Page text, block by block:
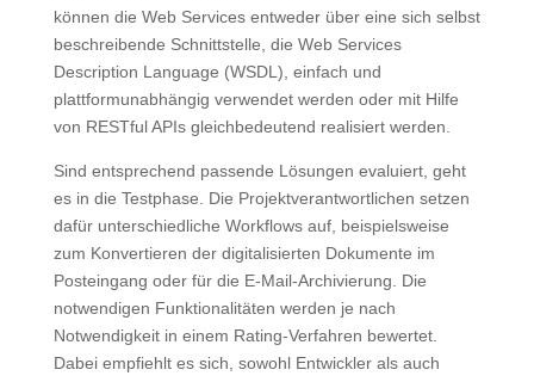
können die Web Services entweder über eine sich selbst
beschreibende Schnittstelle, die Web Services
Description Language (WSDL), einfach und
plattformunabhängig verwendet werden oder mit Hilfe
von RESTful APIs gleichbedeutend realisiert werden.
Sind entsprechend passende Lösungen evaluiert, geht
es in die Testphase. Die Projektverantwortlichen setzen
dafür unterschiedliche Workflows auf, beispielsweise
zum Konvertieren der digitalisierten Dokumente im
Posteingang oder für die E-Mail-Archivierung. Die
notwendigen Funktionalitäten werden je nach
Notwendigkeit in einem Rating-Verfahren bewertet.
Dabei empfiehlt es sich, sowohl Entwickler als auch